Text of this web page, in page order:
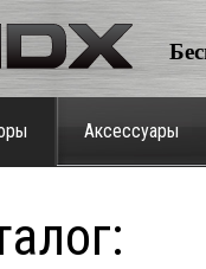
Аксессуары